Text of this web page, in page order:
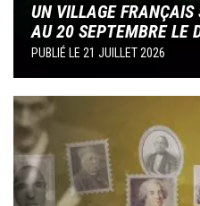
UN VILLAGE
AU 20 SEPTEMBRE LE
PUBLIÉ LE 21 JUILLET 2026
Image